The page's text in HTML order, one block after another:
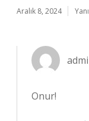
Aralık 8, 2024
Onur!